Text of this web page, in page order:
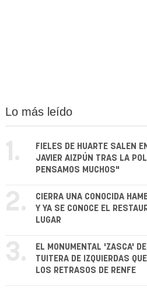
Lo más leído
1.
FIELES DE HUARTE SALEN
JAVIER AIZPÚN TRAS LA
PENSAMOS MUCHOS"
2.
CIERRA UNA CONOCIDA
Y YA SE CONOCE EL
LUGAR
3.
EL MONUMENTAL 'ZASCA'
TUITERA DE IZQUIERDAS
LOS RETRASOS DE RENFE